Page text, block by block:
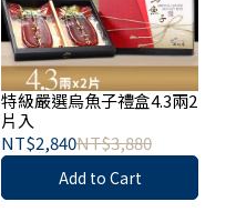
特級嚴選烏魚子禮盒4.3兩2
片入
NT$2,840NT$3,880
Add to Cart